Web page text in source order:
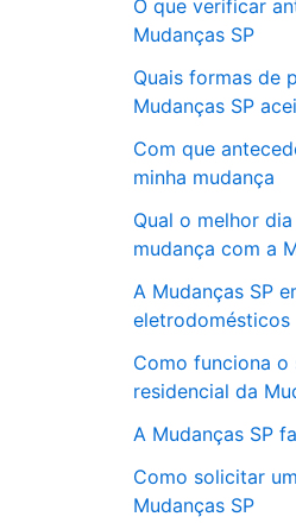
O que verificar
Mudanças SP
Quais formas de
Mudanças SP
Com que
minha mudança
Qual o melhor
mudança com a
A Mudanças SP
eletrodomésticos
Como funciona o
residencial da
A Mudanças SP
Como solicitar
Mudanças SP